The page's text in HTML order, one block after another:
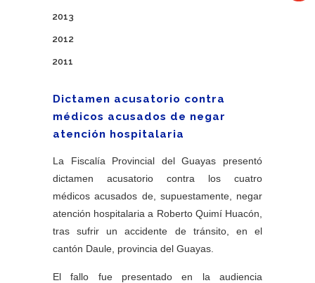
2013
2012
2011
Dictamen acusatorio contra
médicos acusados de negar
atención hospitalaria
La Fiscalía Provincial del Guayas presentó
dictamen acusatorio contra los cuatro
médicos acusados de, supuestamente, negar
atención hospitalaria a Roberto Quimí Huacón,
tras sufrir un accidente de tránsito, en el
cantón Daule, provincia del Guayas.
El fallo fue presentado en la audiencia